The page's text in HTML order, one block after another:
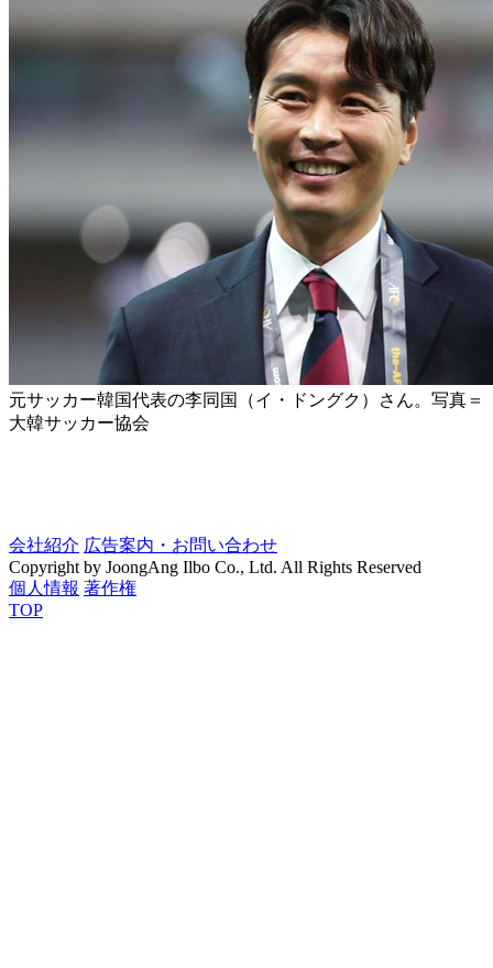
元サッカー韓国代表の李同国（イ・ドングク）さん。写真＝
大韓サッカー協会
会社紹介 広告案内・お問い合わせ
Copyright by JoongAng Ilbo Co., Ltd. All Rights Reserved
個人情報 著作権
TOP